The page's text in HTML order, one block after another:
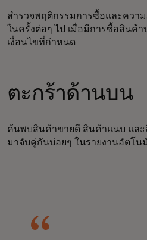
สำรวจพฤติกรรมการซื้อและควา
ในครั้งต่อๆ ไป เมื่อมีการซื้อสินค้า
เงื่อนไขที่กำหนด
ตะกร้าด้านบน
ค้นพบสินค้าขายดี สินค้าแนบ แล
มาจับคู่กันบ่อยๆ ในรายงานอัตโน